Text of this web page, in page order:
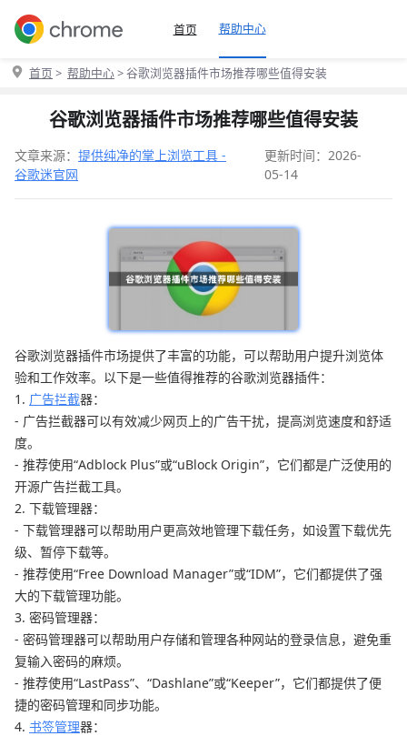
首页 帮助中心
首页 > 帮助中心> 谷歌浏览器插件市场推荐哪些值得安装
谷歌浏览器插件市场推荐哪些值得安装
文章来源： 提供纯净的掌上浏览工具 -
谷歌迷官网
更新时间：2026-
05-14
谷歌浏览器插件市场提供了丰富的功能，可以帮助用户提升浏览体
验和工作效率。以下是一些值得推荐的谷歌浏览器插件：
1. 广告拦截器：
- 广告拦截器可以有效减少网页上的广告干扰，提高浏览速度和舒适
度。
- 推荐使用“Adblock Plus”或“uBlock Origin”，它们都是广泛使用的
开源广告拦截工具。
2. 下载管理器：
- 下载管理器可以帮助用户更高效地管理下载任务，如设置下载优先
级、暂停下载等。
- 推荐使用“Free Download Manager”或“IDM”，它们都提供了强
大的下载管理功能。
3. 密码管理器：
- 密码管理器可以帮助用户存储和管理各种网站的登录信息，避免重
复输入密码的麻烦。
- 推荐使用“LastPass”、“Dashlane”或“Keeper”，它们都提供了便
捷的密码管理和同步功能。
4. 书签管理器：